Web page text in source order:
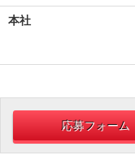
本社
応募フォーム